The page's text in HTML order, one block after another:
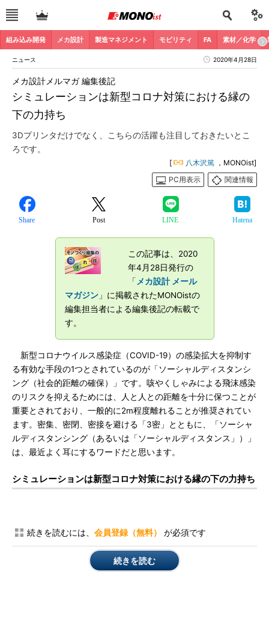
組み込み開発 メカ設計 製造マネジメント モビリティ FA 素材／化学
ニュース 2020年4月28日
シミュレーションは新型コロナ対策における縁の
下の力持ち
メカ設計メルマガ 編集後記
3Dプリンタだけでなく、こちらの活躍も注目しておきたいとこ
ろです。
[ 八木沢篤 ，MONOist]
PC用表示
関連情報
Share Post LINE Hatena
この記事は、2020
年4月28日発行の
「 メカ設計 メール
マガジン」に掲載されたMONOistの
編集担当者による編集後記の転載で
す。
新型コロナウイルス感染症（COVID-19）の感染拡大を抑制す
る有効な手段の1つとされているのが「ソーシャルディスタンシ
ング（社会的距離の確保）」です。咳やくしゃみによる飛沫感染
のリスクを抑えるためには、人と人との距離を十分に保つことが
重要とされており、一般的に2m程度離れることが推奨されてい
ます。密集、密閉、密接を避ける「3密」とともに、「ソーシャ
ルディスタンシング（あるいは「ソーシャルディスタンス」）」
は、最近よく耳にするワードだと思います。
シミュレーションは新型コロナ対策における縁の下の力持ち
続きを読むには、 会員登録（無料） が必須です
続きを読む